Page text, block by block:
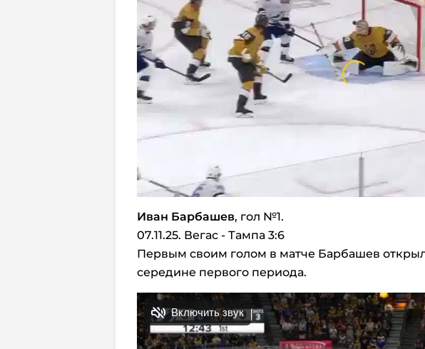
Иван Барбашев, гол №1.
07.11.25. Вегас - Тампа 3:6
Первым своим голом в матче Барбашев открыл
середине первого периода.